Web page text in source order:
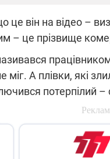
це він на відео –
– це прізвище
А плівки, які
потерпілий –